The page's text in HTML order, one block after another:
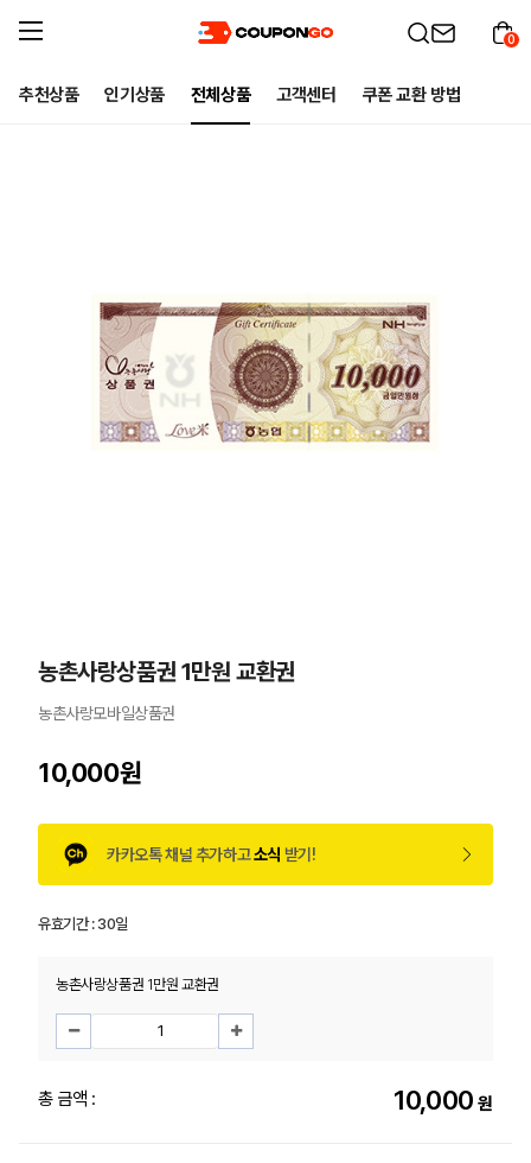
추천상품 인기상품 전체상품 고객센터 쿠폰 교환 방법
0
농촌사랑상품권 1만원 교환권
농촌사랑모바일상품권
10,000원
카카오톡 채널 추가하고소식 받기!
유효기간 :30일
농촌사랑상품권 1만원 교환권
총 금액 : 10,000 원